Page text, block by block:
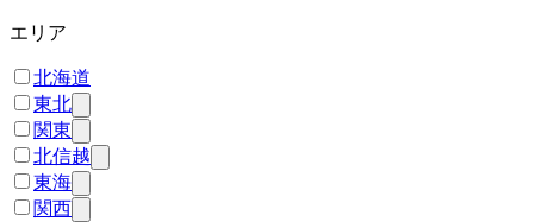
エリア
北海道
東北
関東
北信越
東海
関西